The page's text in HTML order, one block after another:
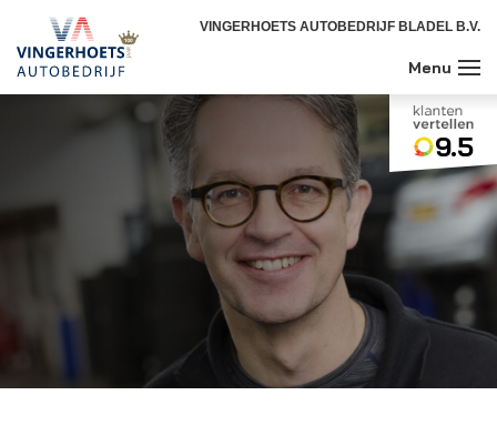
VINGERHOETS AUTOBEDRIJF BLADEL B.V.
9.5